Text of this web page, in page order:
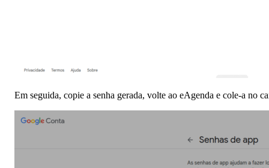
Em seguida, copie a senha gerada, volte ao eAgenda e cole-a no